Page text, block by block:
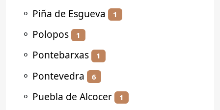
⚬ Piña de Esgueva 1
⚬ Polopos 1
⚬ Pontebarxas 1
⚬ Pontevedra 6
⚬ Puebla de Alcocer 1